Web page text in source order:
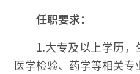
任职要求：
1.大专及以上学历，
医学检验、药学等相关专